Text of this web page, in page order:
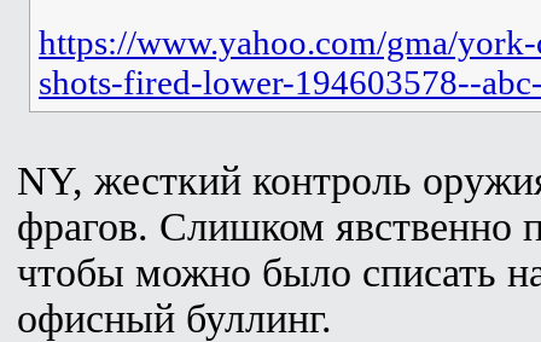
https://www.yahoo.com/gma/
shots-fired-lower-194603578--
NY, жесткий контроль
фрагов. Слишком явственно
чтобы можно было списать
офисный буллинг.